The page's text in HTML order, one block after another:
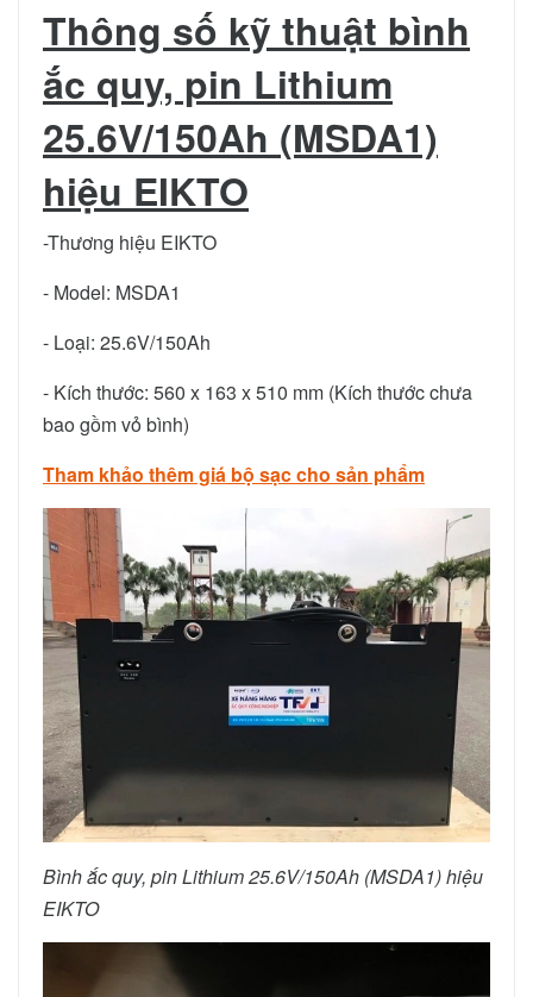
Thông số kỹ thuật bình
ắc quy, pin Lithium
25.6V/150Ah (MSDA1)
hiệu EIKTO
-Thương hiệu EIKTO
- Model: MSDA1
- Loại: 25.6V/150Ah
- Kích thước: 560 x 163 x 510 mm (Kích thước chưa
bao gồm vỏ bình)
Tham khảo thêm giá bộ sạc cho sản phẩm
Bình ắc quy, pin Lithium 25.6V/150Ah (MSDA1) hiệu
EIKTO